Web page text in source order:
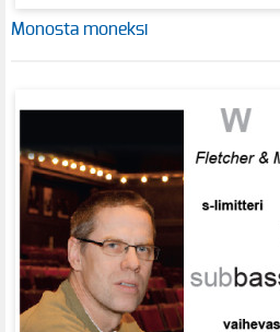
Monosta moneksi